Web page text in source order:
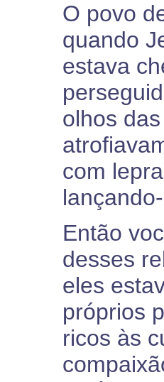
O povo
quando
estava
olhos
com
Então
desses
eles
próprios
ricos às